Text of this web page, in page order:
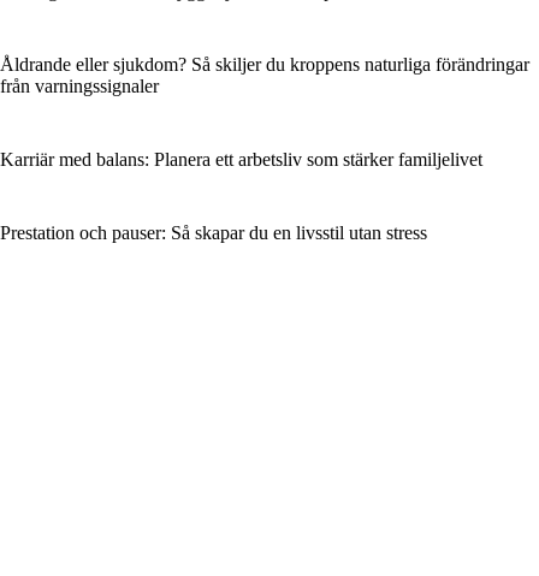
Åldrande eller sjukdom? Så skiljer du kroppens naturliga förändringar
från varningssignaler
Karriär med balans: Planera ett arbetsliv som stärker familjelivet
Prestation och pauser: Så skapar du en livsstil utan stress